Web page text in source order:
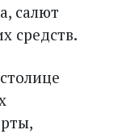
салют
средств.